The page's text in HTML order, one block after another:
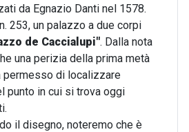
da Egnazio Danti nel 1578.
253, un palazzo a due corpi
de Caccialupi". Dalla nota
una perizia della prima metà
permesso di localizzare
punto in cui si trova oggi
il disegno, noteremo che è